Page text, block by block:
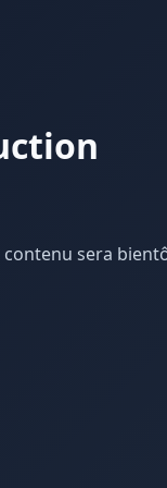
contenu sera